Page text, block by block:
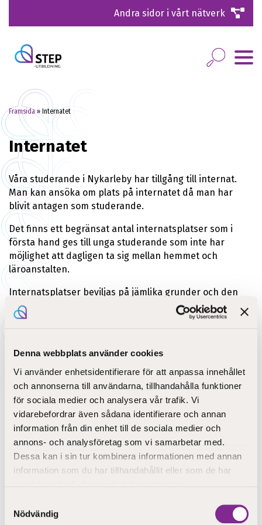
Denna webbplats använder cookies
Vi använder enhetsidentifierare för att anpassa innehållet
och annonserna till användarna, tillhandahålla funktioner
för sociala medier och analysera vår trafik. Vi
vidarebefordrar även sådana identifierare och annan
information från din enhet till de sociala medier och
annons- och analysföretag som vi samarbetar med.
Dessa kan i sin tur kombinera informationen med annan
information som du har tillhandahållit eller som de har
Nödvändig
Andra sidor i vårt nätverk
Framsida» Internatet
Internatet
Våra studerande i Nykarleby har tillgång till internat.
Man kan ansöka om plats på internatet då man har
blivit antagen som studerande.
Det finns ett begränsat antal internatsplatser som i
första hand ges till unga studerande som inte har
möjlighet att dagligen ta sig mellan hemmet och
läroanstalten.
Internatsplatser beviljas på jämlika grunder och den
studerandes behov av boende beaktas. En
internatsplats beviljas för ett läsår i taget, dock endast
veckoslut.
Kostnader
Studerande som avlägger en yrkesinriktad
grundexamen kan bo på internatet kostnadsfritt.
Läropliktiga studerande som avlägger en yrkesexamen
bor på internatet kostnadsfritt.
övernattning i samband med närstudiedagar. För detta
faktureras en avgift.